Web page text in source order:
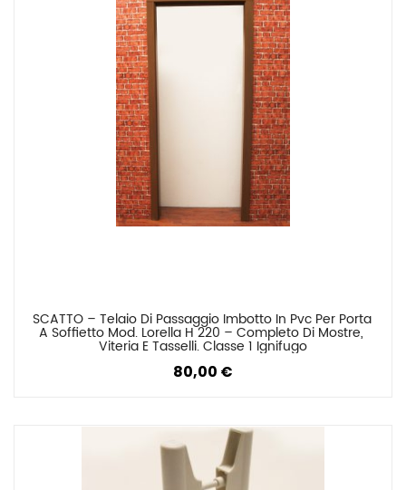
SCATTO – Telaio Di Passaggio Imbotto In Pvc Per Porta
A Soffietto Mod. Lorella H 220 – Completo Di Mostre,
Viteria E Tasselli. Classe 1 Ignifugo
80,00 €
Confronta